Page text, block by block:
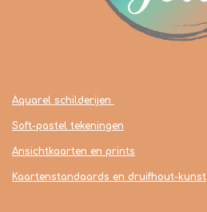
Aquarel schilderijen
Soft-pastel tekeningen
Ansichtkaarten en prints
Kaartenstandaards en druifhout-kunst